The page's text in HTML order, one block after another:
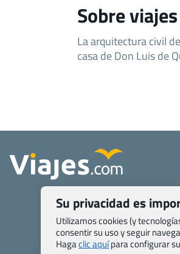
Sobre
La arquitectura civil
casa de Don Luis de
Su privacidad es
Utilizamos cookies (y
consentir su uso y seguir
Hagaclic aquípara configurar